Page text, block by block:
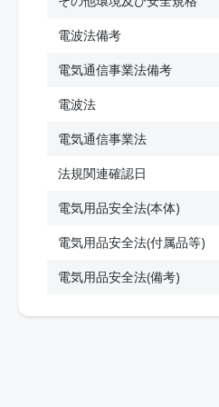
電波法備考
電気通信事業法備考
電波法
電気通信事業法
法規関連確認日
電気用品安全法(本体)
電気用品安全法(付属品等)
電気用品安全法(備考)